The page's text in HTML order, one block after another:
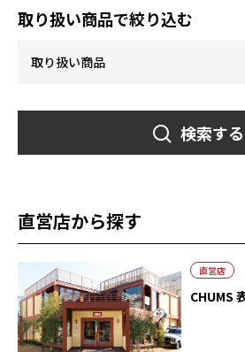
取り扱い商品で絞り込む
検索する
直営店から探す
直営店
CHUMS